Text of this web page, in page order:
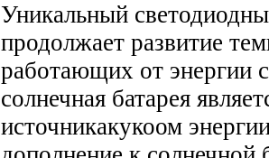
Уникальный
продолжает развитие
работающих от энергии
солнечная батарея
источникакукоом